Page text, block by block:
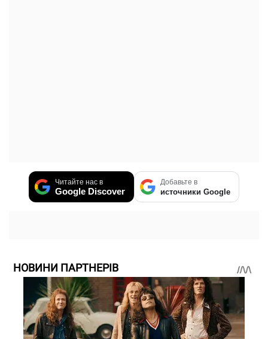
Читайте нас в
Google Discover
Добавьте в
источники Google
НОВИНИ ПАРТНЕРІВ